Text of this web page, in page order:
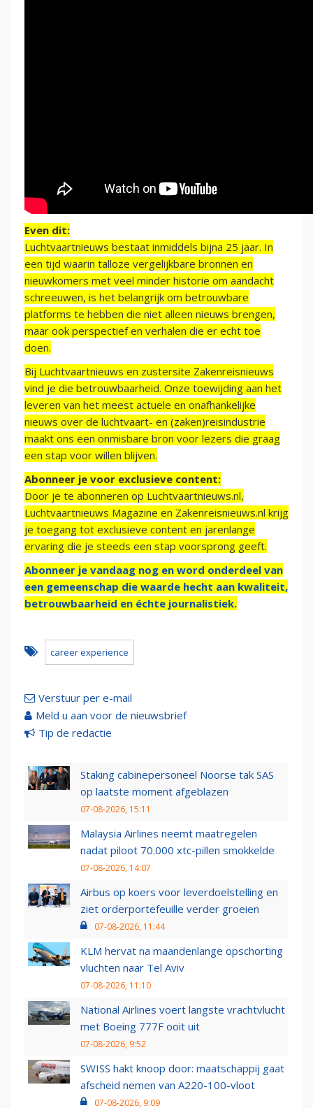
Even dit:
Luchtvaartnieuws bestaat inmiddels bijna 25 jaar. In
een tijd waarin talloze vergelijkbare bronnen en
nieuwkomers met veel minder historie om aandacht
schreeuwen, is het belangrijk om betrouwbare
platforms te hebben die niet alleen nieuws brengen,
maar ook perspectief en verhalen die er echt toe
doen.
Bij Luchtvaartnieuws en zustersite Zakenreisnieuws
vind je die betrouwbaarheid. Onze toewijding aan het
leveren van het meest actuele en onafhankelijke
nieuws over de luchtvaart- en (zaken)reisindustrie
maakt ons een onmisbare bron voor lezers die graag
een stap voor willen blijven.
Abonneer je voor exclusieve content:
Door je te abonneren op Luchtvaartnieuws.nl,
Luchtvaartnieuws Magazine en Zakenreisnieuws.nl krijg
je toegang tot exclusieve content en jarenlange
ervaring die je steeds een stap voorsprong geeft.
Abonneer je vandaag nog en word onderdeel van
een gemeenschap die waarde hecht aan kwaliteit,
betrouwbaarheid en échte journalistiek.
career experience
Verstuur per e-mail
Meld u aan voor de nieuwsbrief
Tip de redactie
Staking cabinepersoneel Noorse tak SAS
op laatste moment afgeblazen
07-08-2026, 15:11
Malaysia Airlines neemt maatregelen
nadat piloot 70.000 xtc-pillen smokkelde
07-08-2026, 14:07
Airbus op koers voor leverdoelstelling en
ziet orderportefeuille verder groeien
07-08-2026, 11:44
KLM hervat na maandenlange opschorting
vluchten naar Tel Aviv
07-08-2026, 11:10
National Airlines voert langste vrachtvlucht
met Boeing 777F ooit uit
07-08-2026, 9:52
SWISS hakt knoop door: maatschappij gaat
afscheid nemen van A220-100-vloot
07-08-2026, 9:09